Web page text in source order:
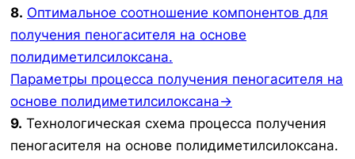
8. Оптимальное соотношение компонентов для
получения пеногасителя на основе
полидиметилсилоксана.
Параметры процесса получения пеногасителя на
основе полидиметилсилоксана→
9. Технологическая схема процесса получения
пеногасителя на основе полидиметилсилоксана.